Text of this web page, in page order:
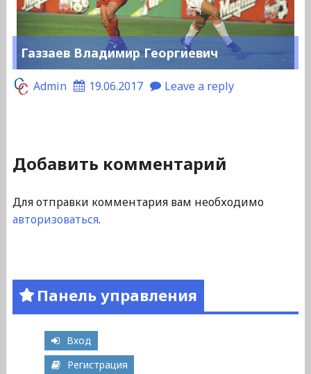
Газзаев Владимир Георгиевич
Admin 19.06.2017 Leave a reply
Добавить комментарий
Для отправки комментария вам необходимо
авторизоваться.
Панель управления
Вход
Регистрация